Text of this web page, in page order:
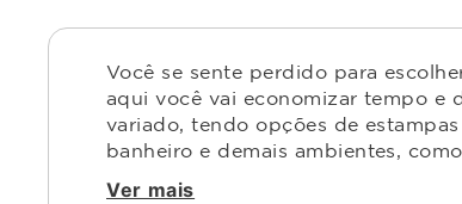
Você se sente perdido para
aqui você vai economizar tempo e
variado, tendo opções de
banheiro e demais ambientes,
Ver mais